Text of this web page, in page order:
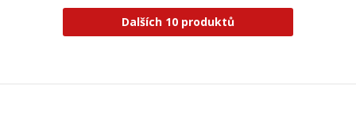
Dalších 10 produktů